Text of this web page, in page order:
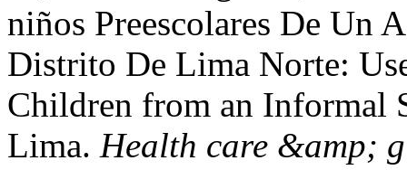
niños Preescolares De Un
Distrito De Lima Norte:
Children from an Informal
Lima. Health care &amp;